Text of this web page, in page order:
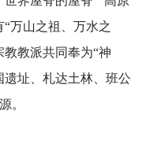
“万山之祖、万水之
教派共同奉为“神
遗址、札达土林、班公
。